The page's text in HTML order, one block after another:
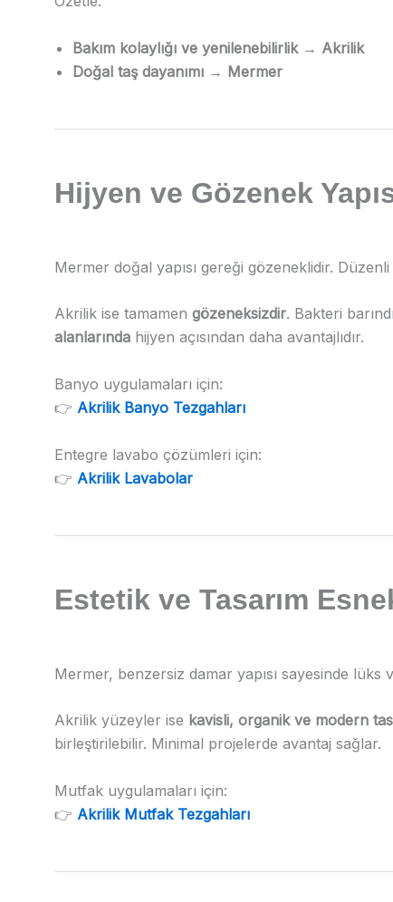
Bakım kolaylığı ve yenilenebilirlik → Akrilik
Doğal taş dayanımı → Mermer
Hijyen ve Gözenek
Mermer doğal yapısı gereği gözeneklidir.
Akrilik ise tamamen gözeneksizdir. Bakteri
alanlarında hijyen açısından daha avantajlıdır.
Banyo uygulamaları için:
👉 Akrilik Banyo Tezgahları
Entegre lavabo çözümleri için:
👉 Akrilik Lavabolar
Estetik ve Tasarım
Mermer, benzersiz damar yapısı sayesinde
Akrilik yüzeyler ise kavisli, organik ve modern
birleştirilebilir. Minimal projelerde avantaj sağlar.
Mutfak uygulamaları için:
👉 Akrilik Mutfak Tezgahları